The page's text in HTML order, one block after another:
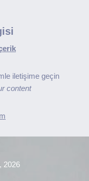
iletişime geçin
content
2026